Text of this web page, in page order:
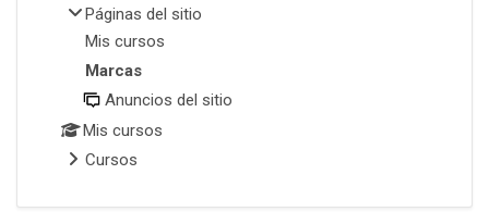
Páginas del sitio
Mis cursos
Marcas
Anuncios del sitio
Mis cursos
Cursos